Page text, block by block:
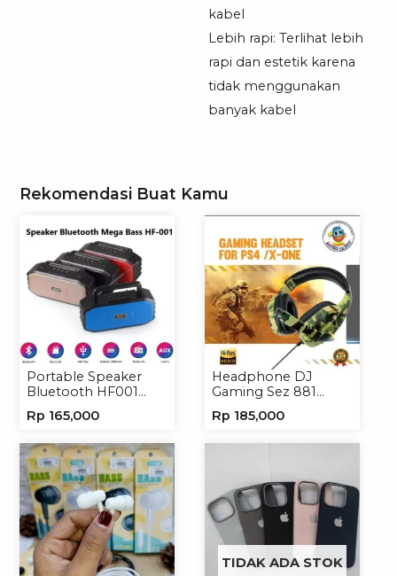
kabel
Lebih rapi: Terlihat lebih
rapi dan estetik karena
tidak menggunakan
banyak kabel
Rekomendasi Buat Kamu
Portable Speaker
Bluetooth HF001
Wireless
Rp 165,000
Headphone DJ
Gaming Sez 881
Headset
Rp 185,000
TIDAK ADA STOK